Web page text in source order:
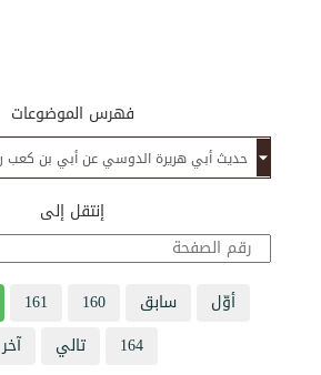
فهرس الموضوعات
إنتقل إلى
أوّل سابق 160
161
164
تالي
آخر